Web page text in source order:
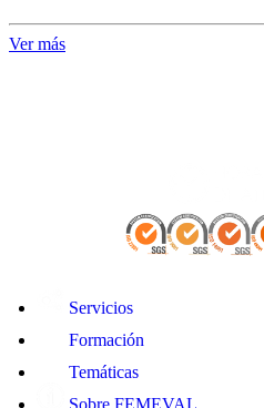
Ver más
Servicios
Formación
Temáticas